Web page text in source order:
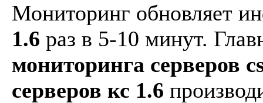
Мониторинг обновляет
1.6 раз в 5-10 минут.
мониторинга серверов
серверов кс 1.6